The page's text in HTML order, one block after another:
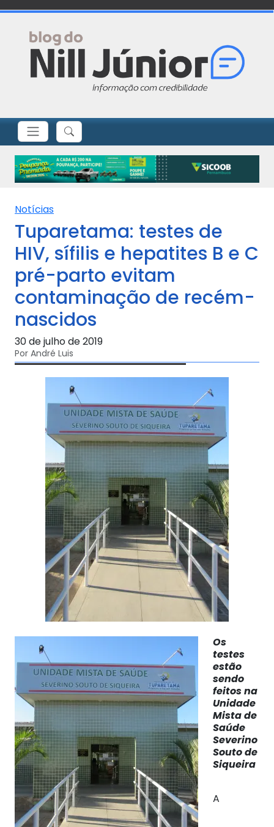
Notícias
Tuparetama: testes de
HIV, sífilis e hepatites B e C
pré-parto evitam
contaminação de recém-
nascidos
30 de julho de 2019
Por André Luis
Os
testes
estão
sendo
feitos na
Unidade
Mista de
Saúde
Severino
Souto de
Siqueira
A